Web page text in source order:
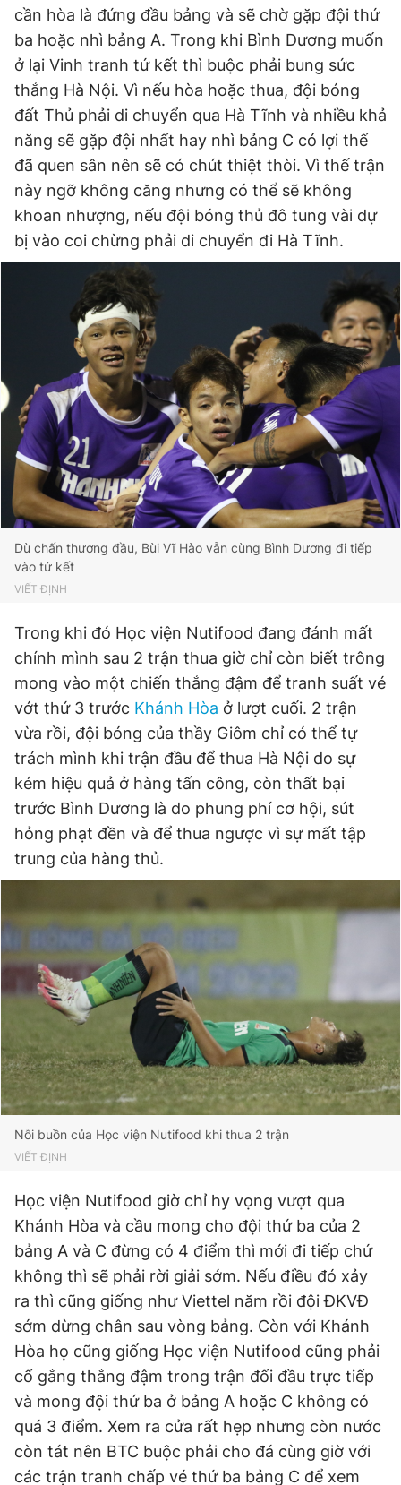
cần hòa là đứng đầu bảng và sẽ chờ gặp đội thứ
ba hoặc nhì bảng A. Trong khi Bình Dương muốn
ở lại Vinh tranh tứ kết thì buộc phải bung sức
thắng Hà Nội. Vì nếu hòa hoặc thua, đội bóng
đất Thủ phải di chuyển qua Hà Tĩnh và nhiều khả
năng sẽ gặp đội nhất hay nhì bảng C có lợi thế
đã quen sân nên sẽ có chút thiệt thòi. Vì thế trận
này ngỡ không căng nhưng có thể sẽ không
khoan nhượng, nếu đội bóng thủ đô tung vài dự
bị vào coi chừng phải di chuyển đi Hà Tĩnh.
Dù chấn thương đầu, Bùi Vĩ Hào vẫn cùng Bình Dương đi tiếp
vào tứ kết
VIẾT ĐỊNH
Trong khi đó Học viện Nutifood đang đánh mất
chính mình sau 2 trận thua giờ chỉ còn biết trông
mong vào một chiến thắng đậm để tranh suất vé
vớt thứ 3 trước Khánh Hòa ở lượt cuối. 2 trận
vừa rồi, đội bóng của thầy Giôm chỉ có thể tự
trách mình khi trận đầu để thua Hà Nội do sự
kém hiệu quả ở hàng tấn công, còn thất bại
trước Bình Dương là do phung phí cơ hội, sút
hỏng phạt đền và để thua ngược vì sự mất tập
trung của hàng thủ.
Nỗi buồn của Học viện Nutifood khi thua 2 trận
VIẾT ĐỊNH
Học viện Nutifood giờ chỉ hy vọng vượt qua
Khánh Hòa và cầu mong cho đội thứ ba của 2
bảng A và C đừng có 4 điểm thì mới đi tiếp chứ
không thì sẽ phải rời giải sớm. Nếu điều đó xảy
ra thì cũng giống như Viettel năm rồi đội ĐKVĐ
sớm dừng chân sau vòng bảng. Còn với Khánh
Hòa họ cũng giống Học viện Nutifood cũng phải
cố gắng thắng đậm trong trận đối đầu trực tiếp
và mong đội thứ ba ở bảng A hoặc C không có
quá 3 điểm. Xem ra cửa rất hẹp nhưng còn nước
còn tát nên BTC buộc phải cho đá cùng giờ với
các trận tranh chấp vé thứ ba bảng C để xem